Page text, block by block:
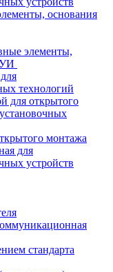
основания
элементы,
технологий
для открытого
монтажа
для
устройств
стандарта